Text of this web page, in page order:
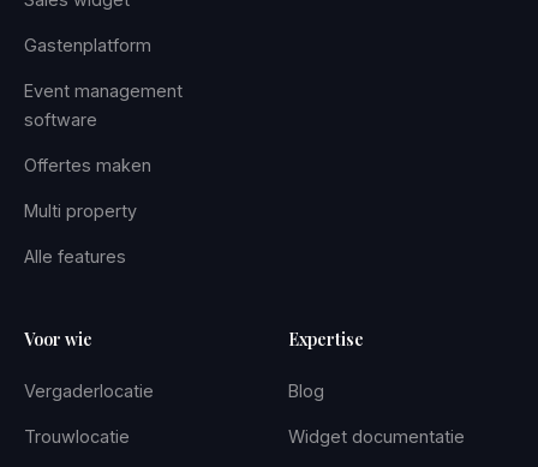
Gastenplatform
Event management
software
Offertes maken
Multi property
Alle features
Voor wie
Vergaderlocatie
Trouwlocatie
Expertise
Blog
Widget documentatie